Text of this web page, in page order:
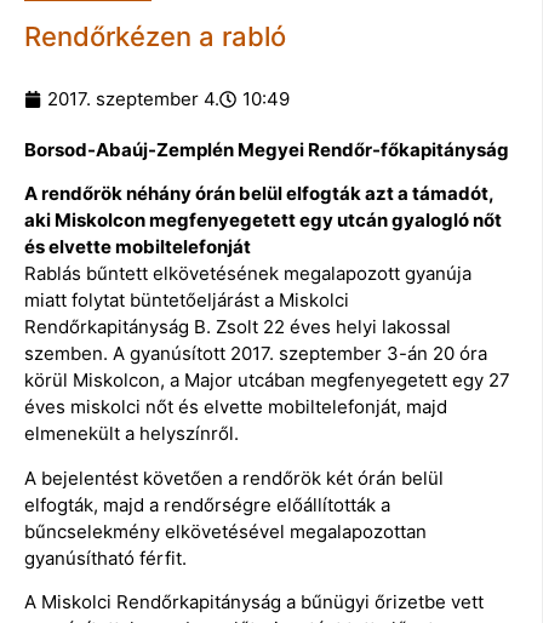
Rendőrkézen a rabló
2017. szeptember 4. 10:49
Borsod-Abaúj-Zemplén Megyei Rendőr-főkapitányság
A rendőrök néhány órán belül elfogták azt a támadót,
aki Miskolcon megfenyegetett egy utcán gyalogló nőt
és elvette mobiltelefonját
Rablás bűntett elkövetésének megalapozott gyanúja
miatt folytat büntetőeljárást a Miskolci
Rendőrkapitányság B. Zsolt 22 éves helyi lakossal
szemben. A gyanúsított 2017. szeptember 3-án 20 óra
körül Miskolcon, a Major utcában megfenyegetett egy 27
éves miskolci nőt és elvette mobiltelefonját, majd
elmenekült a helyszínről.
A bejelentést követően a rendőrök két órán belül
elfogták, majd a rendőrségre előállították a
bűncselekmény elkövetésével megalapozottan
gyanúsítható férfit.
A Miskolci Rendőrkapitányság a bűnügyi őrizetbe vett